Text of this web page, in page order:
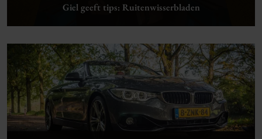
Giel geeft tips: Ruitenwisserbladen
Lees verder